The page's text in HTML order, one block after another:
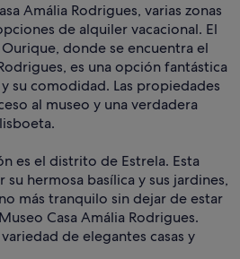
Amália Rodrigues, varias zonas
de alquiler vacacional. El
donde se encuentra el
es una opción fantástica
su comodidad. Las propiedades
al museo y una verdadera
es el distrito de Estrela. Esta
hermosa basílica y sus jardines,
más tranquilo sin dejar de estar
Casa Amália Rodrigues.
de elegantes casas y